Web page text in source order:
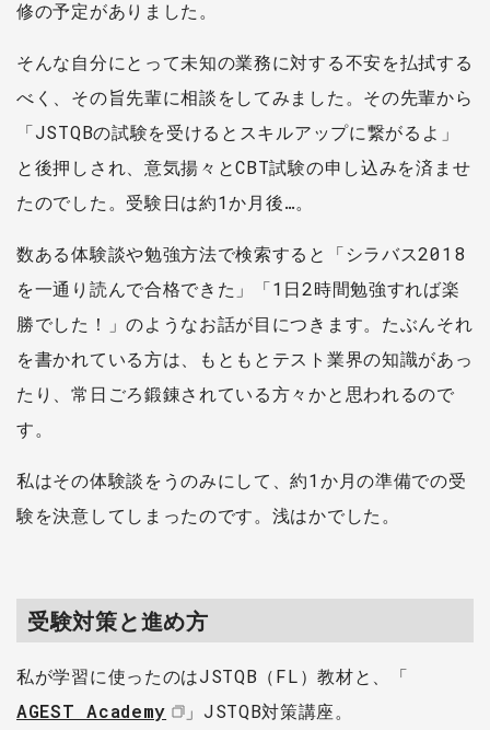
修の予定がありました。
そんな自分にとって未知の業務に対する不安を払拭する
べく、その旨先輩に相談をしてみました。その先輩から
「JSTQBの試験を受けるとスキルアップに繋がるよ」
と後押しされ、意気揚々とCBT試験の申し込みを済ませ
たのでした。受験日は約1か月後…。
数ある体験談や勉強方法で検索すると「シラバス2018
を一通り読んで合格できた」「1日2時間勉強すれば楽
勝でした！」のようなお話が目につきます。たぶんそれ
を書かれている方は、もともとテスト業界の知識があっ
たり、常日ごろ鍛錬されている方々かと思われるので
す。
私はその体験談をうのみにして、約1か月の準備での受
験を決意してしまったのです。浅はかでした。
受験対策と進め方
私が学習に使ったのはJSTQB（FL）教材と、「
AGEST Academy
」JSTQB対策講座。